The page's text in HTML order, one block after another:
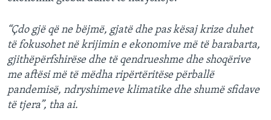
“Çdo gjë që ne bëjmë, gjatë dhe pas kësaj krize duhet
të fokusohet në krijimin e ekonomive më të barabarta,
gjithëpërfshirëse dhe të qendrueshme dhe shoqërive
me aftësi më të mëdha ripërtëritëse përballë
pandemisë, ndryshimeve klimatike dhe shumë sfidave
të tjera”, tha ai.